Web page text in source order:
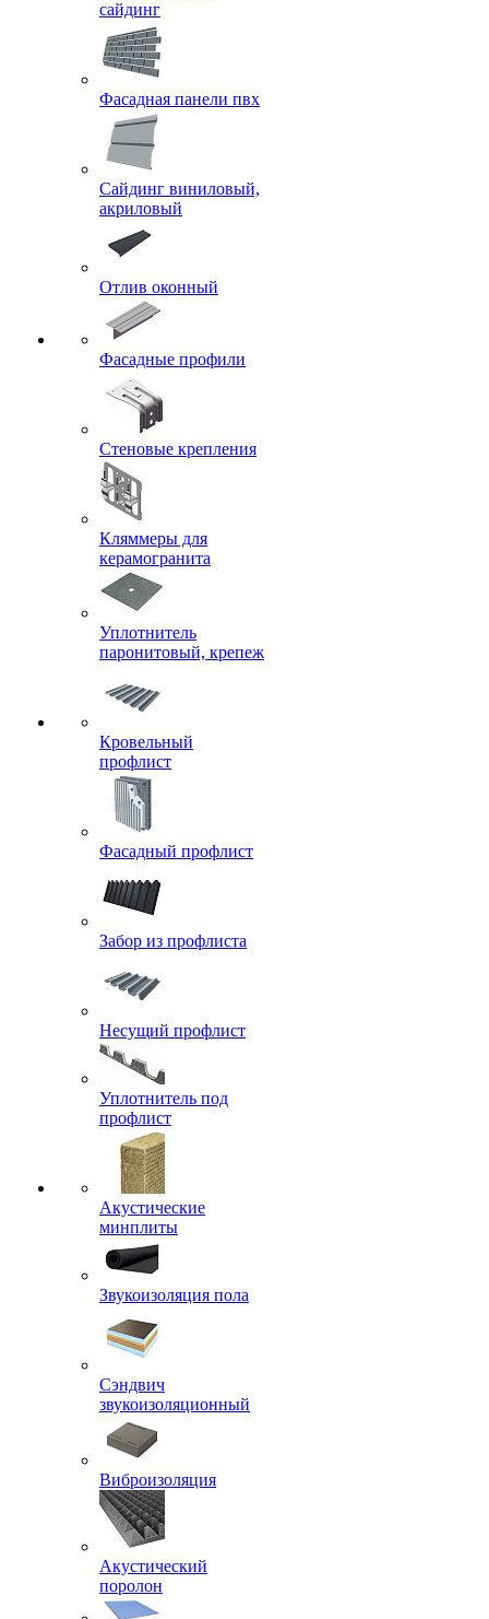
сайдинг
Фасадная панели пвх
Сайдинг виниловый,
акриловый
Отлив оконный
Фасадные профили
Стеновые крепления
Кляммеры для
керамогранита
Уплотнитель
паронитовый, крепеж
Кровельный
профлист
Фасадный профлист
Забор из профлиста
Несущий профлист
Уплотнитель под
профлист
Акустические
минплиты
Звукоизоляция пола
Сэндвич
звукоизоляционный
Виброизоляция
Акустический
поролон